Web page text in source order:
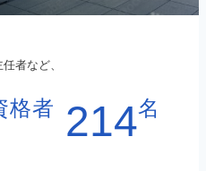
者など、
格者 214名